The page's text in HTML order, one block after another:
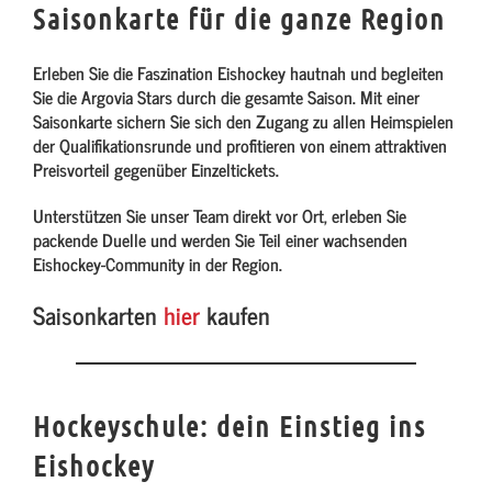
Saisonkarte für die ganze Region
Erleben Sie die Faszination Eishockey hautnah und begleiten
Sie die Argovia Stars durch die gesamte Saison. Mit einer
Saisonkarte sichern Sie sich den Zugang zu allen Heimspielen
der Qualifikationsrunde und profitieren von einem attraktiven
Preisvorteil gegenüber Einzeltickets.
Unterstützen Sie unser Team direkt vor Ort, erleben Sie
packende Duelle und werden Sie Teil einer wachsenden
Eishockey-Community in der Region.
Saisonkarten hierkaufen
Hockeyschule: dein Einstieg ins
Eishockey